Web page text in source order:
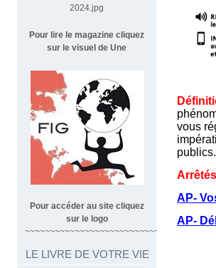
Pour lire le magazine cliquez
sur le visuel de Une
Pour accéder au site cliquez
sur le logo
~~~~~~~~~~~~~~~~~~~~~~~~~~~~~~~~~
LE LIVRE DE VOTRE VIE
vous
publics.
AP-
AP-